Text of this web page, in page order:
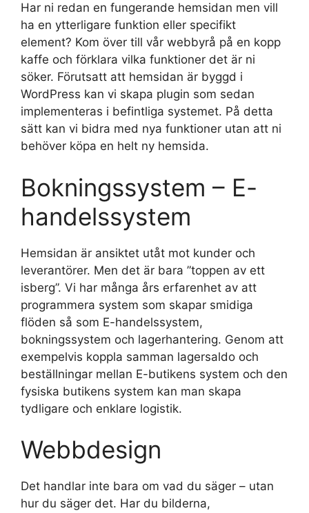
Har ni redan en fungerande hemsidan men vill
ha en ytterligare funktion eller specifikt
element? Kom över till vår webbyrå på en kopp
kaffe och förklara vilka funktioner det är ni
söker. Förutsatt att hemsidan är byggd i
WordPress kan vi skapa plugin som sedan
implementeras i befintliga systemet. På detta
sätt kan vi bidra med nya funktioner utan att ni
behöver köpa en helt ny hemsida.
Bokningssystem – E-
handelssystem
Hemsidan är ansiktet utåt mot kunder och
leverantörer. Men det är bara ”toppen av ett
isberg”. Vi har många års erfarenhet av att
programmera system som skapar smidiga
flöden så som E-handelssystem,
bokningssystem och lagerhantering. Genom att
exempelvis koppla samman lagersaldo och
beställningar mellan E-butikens system och den
fysiska butikens system kan man skapa
tydligare och enklare logistik.
Webbdesign
Det handlar inte bara om vad du säger – utan
hur du säger det. Har du bilderna,